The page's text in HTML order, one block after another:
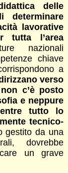
delle
determinare
lavorative
tutta l’area
nazionali
chiave
a
verso
c’è posto
e neppure
tutto lo
tecnico-
gestito da una
dovrebbe
un grave